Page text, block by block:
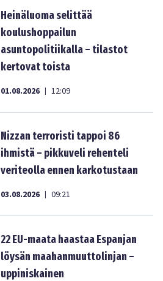
Heinäluoma selittää
koulushoppailun
asuntopolitiikalla – tilastot
kertovat toista
01.08.2026 | 12:09
Nizzan terroristi tappoi 86
ihmistä – pikkuveli rehenteli
veriteolla ennen karkotustaan
03.08.2026 | 09:21
22 EU-maata haastaa Espanjan
löysän maahanmuuttolinjan –
uppiniskainen